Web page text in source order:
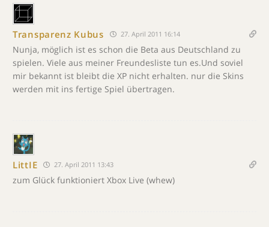
Transparenz Kubus 27. April 2011 16:14
Nunja, möglich ist es schon die Beta aus Deutschland zu
spielen. Viele aus meiner Freundesliste tun es.Und soviel
mir bekannt ist bleibt die XP nicht erhalten. nur die Skins
werden mit ins fertige Spiel übertragen.
LittIE 27. April 2011 13:43
zum Glück funktioniert Xbox Live (whew)